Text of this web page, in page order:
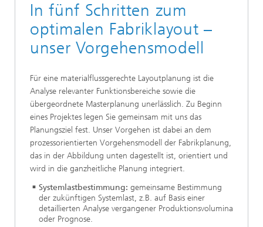
In fünf Schritten zum
optimalen Fabriklayout –
unser Vorgehensmodell
Für eine materialflussgerechte Layoutplanung ist die
Analyse relevanter Funktionsbereiche sowie die
übergeordnete Masterplanung unerlässlich. Zu Beginn
eines Projektes legen Sie gemeinsam mit uns das
Planungsziel fest. Unser Vorgehen ist dabei an dem
prozessorientierten Vorgehensmodell der Fabrikplanung,
das in der Abbildung unten dagestellt ist, orientiert und
wird in die ganzheitliche Planung integriert.
Systemlastbestimmung: gemeinsame Bestimmung
der zukünftigen Systemlast, z.B. auf Basis einer
detaillierten Analyse vergangener Produktionsvolumina
oder Prognose.